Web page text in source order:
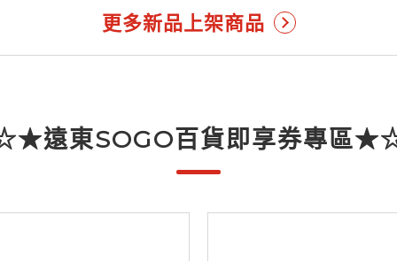
更多新品上架商品
遠東SOGO百貨即享券專區